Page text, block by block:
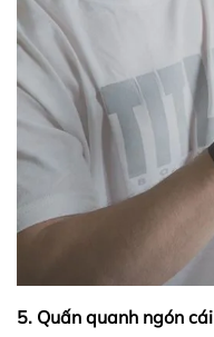
5. Quấn quanh ngón cái